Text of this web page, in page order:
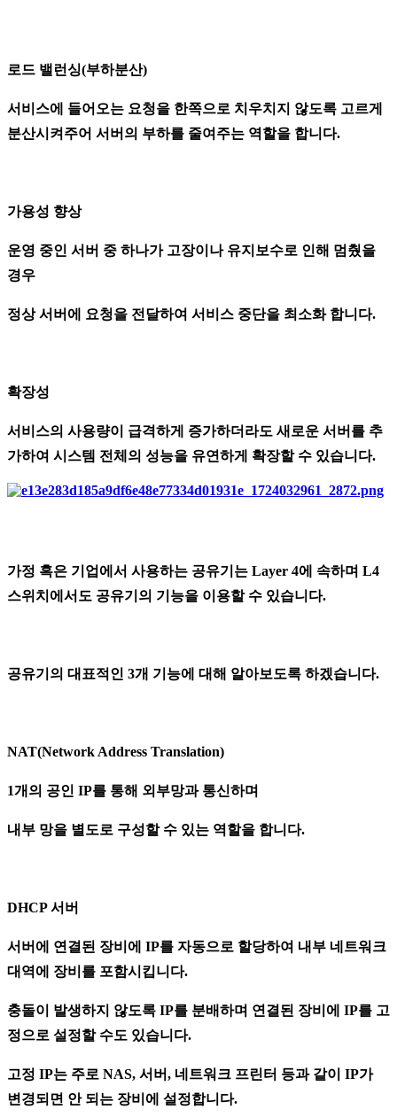
로드 밸런싱(부하분산)
서비스에 들어오는 요청을 한쪽으로 치우치지 않도록 고르게
분산시켜주어 서버의 부하를 줄여주는 역할을 합니다.
가용성 향상
운영 중인 서버 중 하나가 고장이나 유지보수로 인해 멈췄을
경우
정상 서버에 요청을 전달하여 서비스 중단을 최소화 합니다.
확장성
서비스의 사용량이 급격하게 증가하더라도 새로운 서버를 추
가하여 시스템 전체의 성능을 유연하게 확장할 수 있습니다.
가정 혹은 기업에서 사용하는 공유기는 Layer 4에 속하며 L4
스위치에서도 공유기의 기능을 이용할 수 있습니다.
공유기의 대표적인 3개 기능에 대해 알아보도록 하겠습니다.
NAT(Network Address Translation)
1개의 공인 IP를 통해 외부망과 통신하며
내부 망을 별도로 구성할 수 있는 역할을 합니다.
DHCP 서버
서버에 연결된 장비에 IP를 자동으로 할당하여 내부 네트워크
대역에 장비를 포함시킵니다.
충돌이 발생하지 않도록 IP를 분배하며 연결된 장비에 IP를 고
정으로 설정할 수도 있습니다.
고정 IP는 주로 NAS, 서버, 네트워크 프린터 등과 같이 IP가
변경되면 안 되는 장비에 설정합니다.